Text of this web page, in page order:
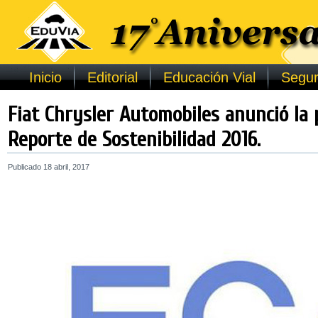
Inicio Editorial Educación Vial
Fiat Chrysler Automobiles anunció la
Reporte de Sostenibilidad 2016.
Publicado 18 abril, 2017